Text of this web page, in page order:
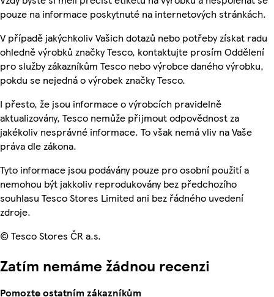
pouze na informace poskytnuté na internetových stránkách.
V případě jakýchkoliv Vašich dotazů nebo potřeby získat radu
ohledně výrobků značky Tesco, kontaktujte prosím Oddělení
pro služby zákazníkům Tesco nebo výrobce daného výrobku,
pokdu se nejedná o výrobek značky Tesco.
I přesto, že jsou informace o výrobcích pravidelně
aktualizovány, Tesco nemůže přijmout odpovědnost za
jakékoliv nesprávné informace. To však nemá vliv na Vaše
práva dle zákona.
Tyto informace jsou podávány pouze pro osobní použití a
nemohou být jakkoliv reprodukovány bez předchozího
souhlasu Tesco Stores Limited ani bez řádného uvedení
zdroje.
© Tesco Stores ČR a.s.
Zatím nemáme žádnou recenzi
Pomozte ostatním zákazníkům